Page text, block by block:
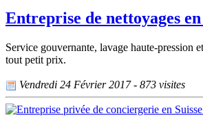
Entreprise de nettoyages
Service gouvernante, lavage haute-pression
tout petit prix.
Vendredi 24 Février 2017 - 873 visites